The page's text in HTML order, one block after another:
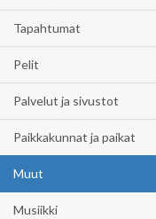
Tapahtumat
Pelit
Palvelut ja sivustot
Paikkakunnat ja paikat
Muut
Musiikki